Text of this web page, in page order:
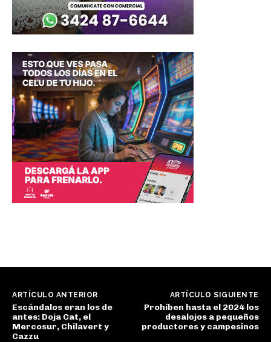
ARTÍCULO ANTERIOR
Escándalos eran los de
antes: Doja Cat, el
Mercosur, Chilavert y
Cazzu
ARTÍCULO SIGUIENTE
Prohíben hasta el 2024 los
desalojos a pequeños
productores y campesinos